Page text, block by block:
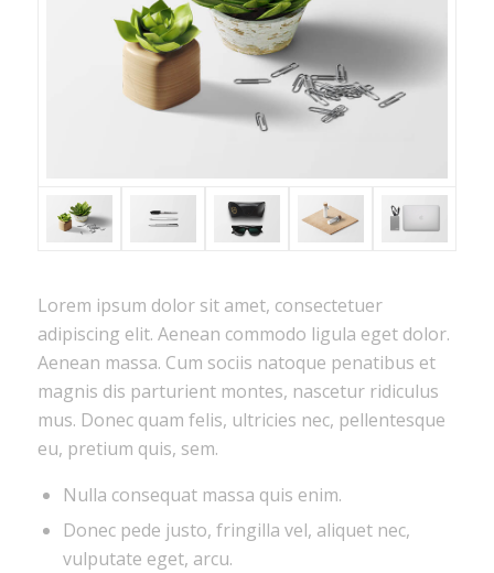
Lorem ipsum dolor sit amet, consectetuer
adipiscing elit. Aenean commodo ligula eget dolor.
Aenean massa. Cum sociis natoque penatibus et
magnis dis parturient montes, nascetur ridiculus
mus. Donec quam felis, ultricies nec, pellentesque
eu, pretium quis, sem.
Nulla consequat massa quis enim.
Donec pede justo, fringilla vel, aliquet nec,
vulputate eget, arcu.